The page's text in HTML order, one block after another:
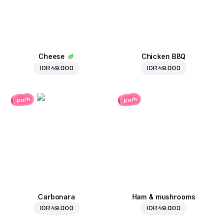
Cheese
IDR 49.000
Chicken BBQ
IDR 49.000
pork
Carbonara
IDR 49.000
pork
Ham & mushrooms
IDR 49.000